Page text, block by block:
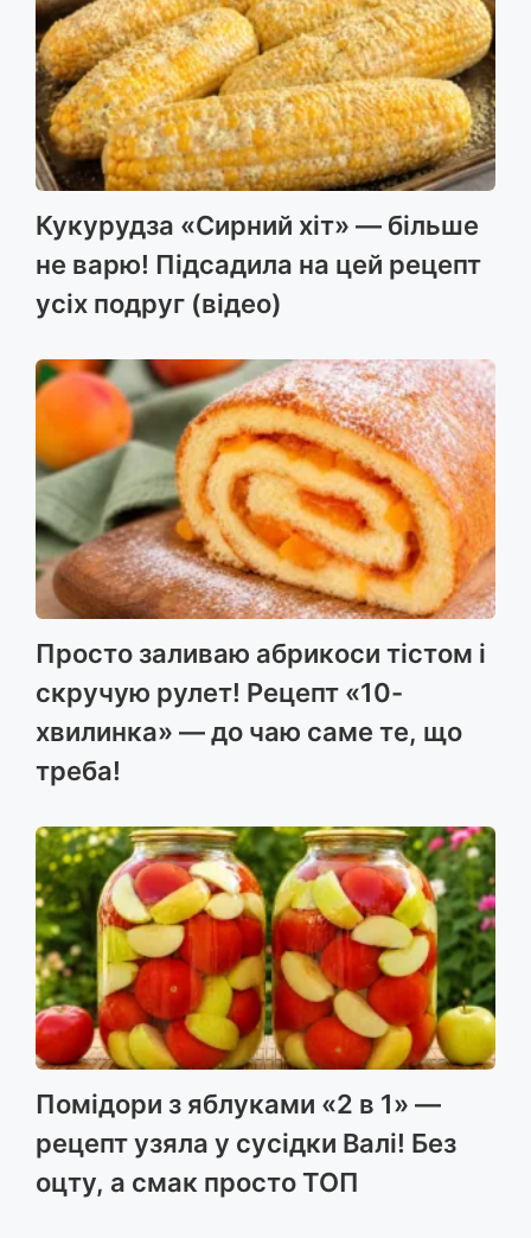
Кукурудза «Сирний хіт» — більше
не варю! Підсадила на цей рецепт
усіх подруг (відео)
Просто заливаю абрикоси тістом і
скручую рулет! Рецепт «10-
хвилинка» — до чаю саме те, що
треба!
Помідори з яблуками «2 в 1» —
рецепт узяла у сусідки Валі! Без
оцту, а смак просто ТОП